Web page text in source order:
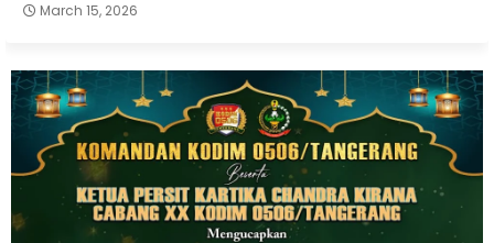
March 15, 2026